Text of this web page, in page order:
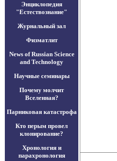
Энциклопедия
"Естествознание"
Журнальный зал
Физматлит
News of Russian Science
and Technology
Научные семинары
Почему молчит
Вселенная?
Парниковая катастрофа
Кто перым провел
клонирование?
Хронология и
парахронология